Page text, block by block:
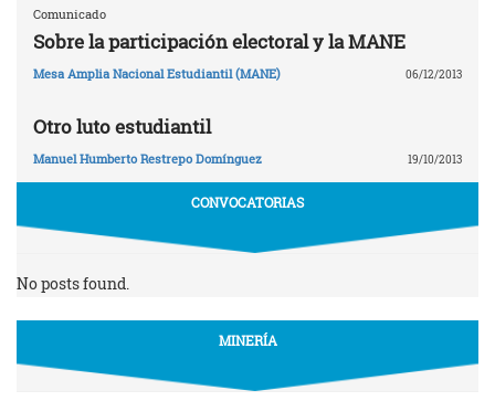
Comunicado
Sobre la participación electoral y la MANE
Mesa Amplia Nacional Estudiantil (MANE) 06/12/2013
Otro luto estudiantil
Manuel Humberto Restrepo Domínguez 19/10/2013
CONVOCATORIAS
No posts found.
MINERÍA